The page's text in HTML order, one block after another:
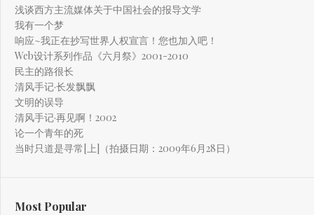
浅谈西方主流媒体关于中国社会的报导文学
我有一个梦
响应~我正在抄写世界人权宣言！您也加入吧！
Web设计系列作品《六月祭》2001-2010
民主的路很长
清风手记·长发飘飘
文明的误导
清风手记·再见啊！2002
论一个青年的死
当时只道是寻常[上]（拍摄日期：2009年6月28日）
Most Popular